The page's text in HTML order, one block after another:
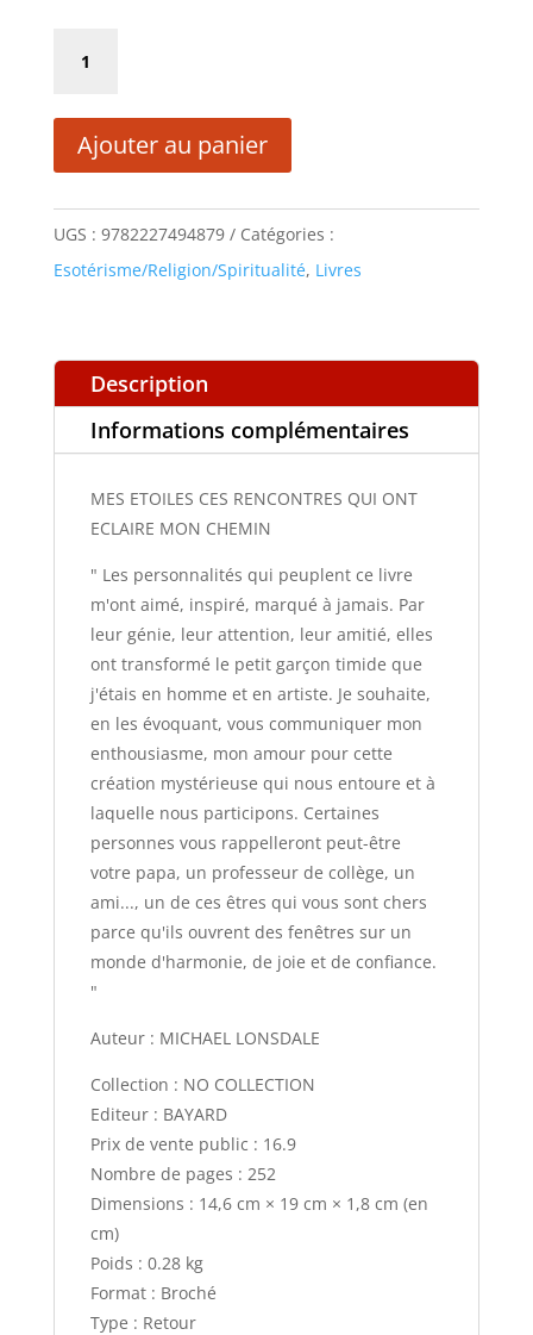
16,90 €.8,45 €.
MES
ETOILES
RENCONTRES
QUI
MON
CHEMIN
Ajouter au panier
UGS : 9782227494879
Catégories :
Esotérisme/Religion/Spiritualité, Livres
Description
Informations complémentaires
MES ETOILES CES RENCONTRES QUI ONT
ECLAIRE MON CHEMIN
" Les personnalités qui peuplent ce livre
m'ont aimé, inspiré, marqué à jamais. Par
leur génie, leur attention, leur amitié, elles
ont transformé le petit garçon timide que
j'étais en homme et en artiste. Je souhaite,
en les évoquant, vous communiquer mon
enthousiasme, mon amour pour cette
création mystérieuse qui nous entoure et à
laquelle nous participons. Certaines
personnes vous rappelleront peut-être
votre papa, un professeur de collège, un
ami..., un de ces êtres qui vous sont chers
parce qu'ils ouvrent des fenêtres sur un
monde d'harmonie, de joie et de confiance.
"
Auteur : MICHAEL LONSDALE
Collection : NO COLLECTION
Editeur : BAYARD
Prix de vente public : 16.9
Nombre de pages : 252
Dimensions : 14,6 cm × 19 cm × 1,8 cm (en
cm)
Poids : 0.28 kg
Format : Broché
Type : Retour